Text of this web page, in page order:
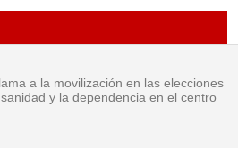
a la movilización en las elecciones
y la dependencia en el centro